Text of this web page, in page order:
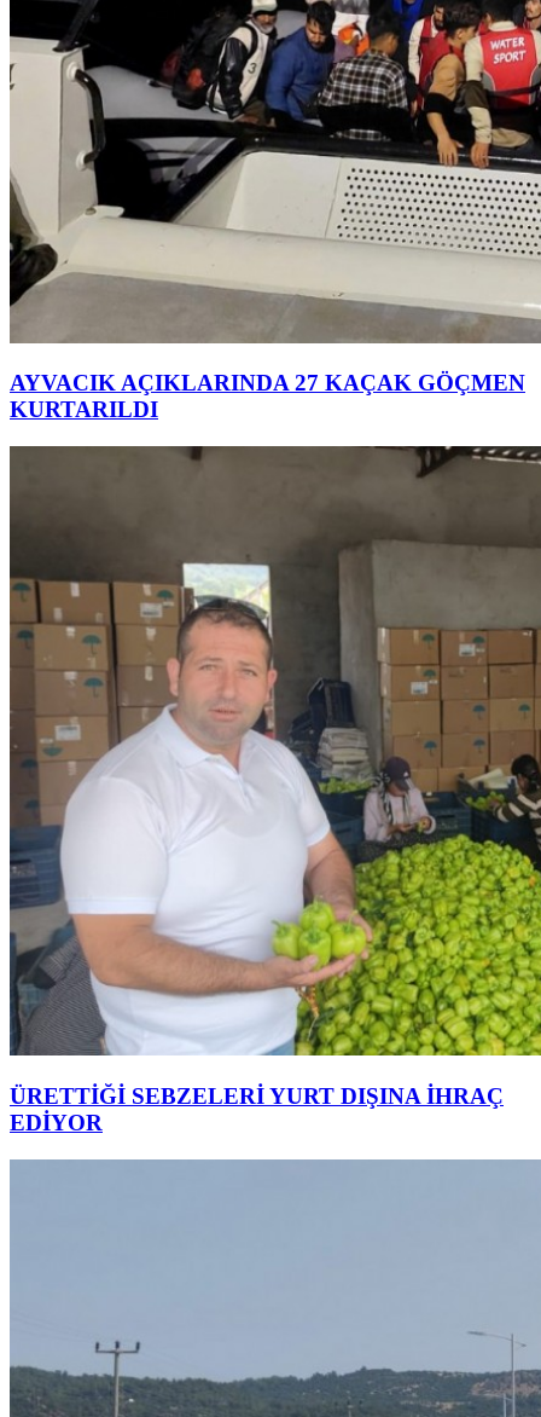
AYVACIK AÇIKLARINDA 27 KAÇAK GÖÇMEN
KURTARILDI
ÜRETTİĞİ SEBZELERİ YURT DIŞINA İHRAÇ
EDİYOR